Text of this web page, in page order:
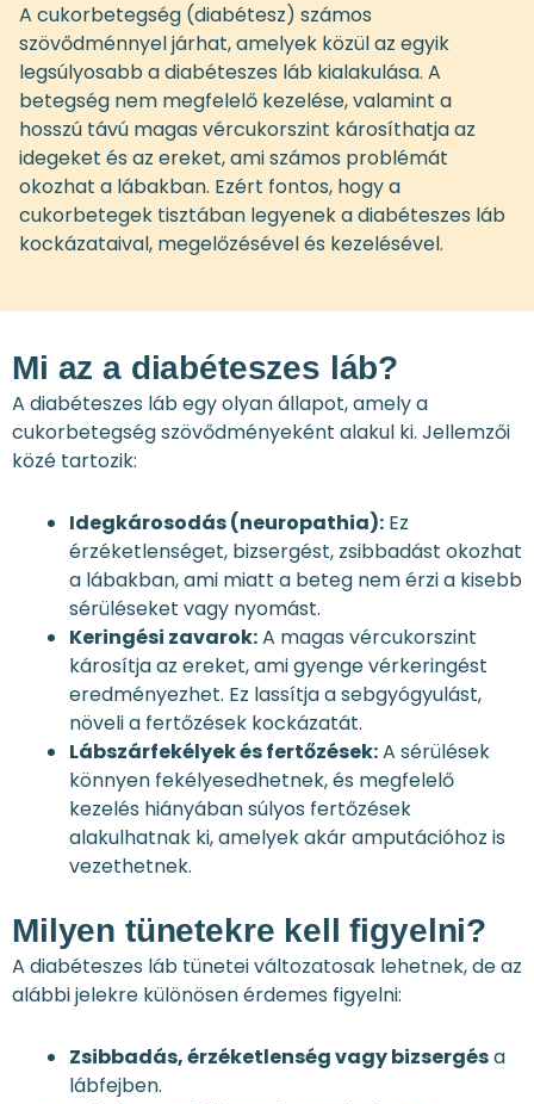
A cukorbetegség (diabétesz) számos
szövődménnyel járhat, amelyek közül az egyik
legsúlyosabb a diabéteszes láb kialakulása. A
betegség nem megfelelő kezelése, valamint a
hosszú távú magas vércukorszint károsíthatja az
idegeket és az ereket, ami számos problémát
okozhat a lábakban. Ezért fontos, hogy a
cukorbetegek tisztában legyenek a diabéteszes láb
kockázataival, megelőzésével és kezelésével.
Mi az a diabéteszes láb?
A diabéteszes láb egy olyan állapot, amely a
cukorbetegség szövődményeként alakul ki. Jellemzői
közé tartozik:
Idegkárosodás (neuropathia): Ez
érzéketlenséget, bizsergést, zsibbadást okozhat
a lábakban, ami miatt a beteg nem érzi a kisebb
sérüléseket vagy nyomást.
Keringési zavarok:A magas vércukorszint
károsítja az ereket, ami gyenge vérkeringést
eredményezhet. Ez lassítja a sebgyógyulást,
növeli a fertőzések kockázatát.
Lábszárfekélyek és fertőzések:A sérülések
könnyen fekélyesedhetnek, és megfelelő
kezelés hiányában súlyos fertőzések
alakulhatnak ki, amelyek akár amputációhoz is
vezethetnek.
Milyen tünetekre kell figyelni?
A diabéteszes láb tünetei változatosak lehetnek, de az
alábbi jelekre különösen érdemes figyelni:
Zsibbadás, érzéketlenség vagy bizsergésa
lábfejben.